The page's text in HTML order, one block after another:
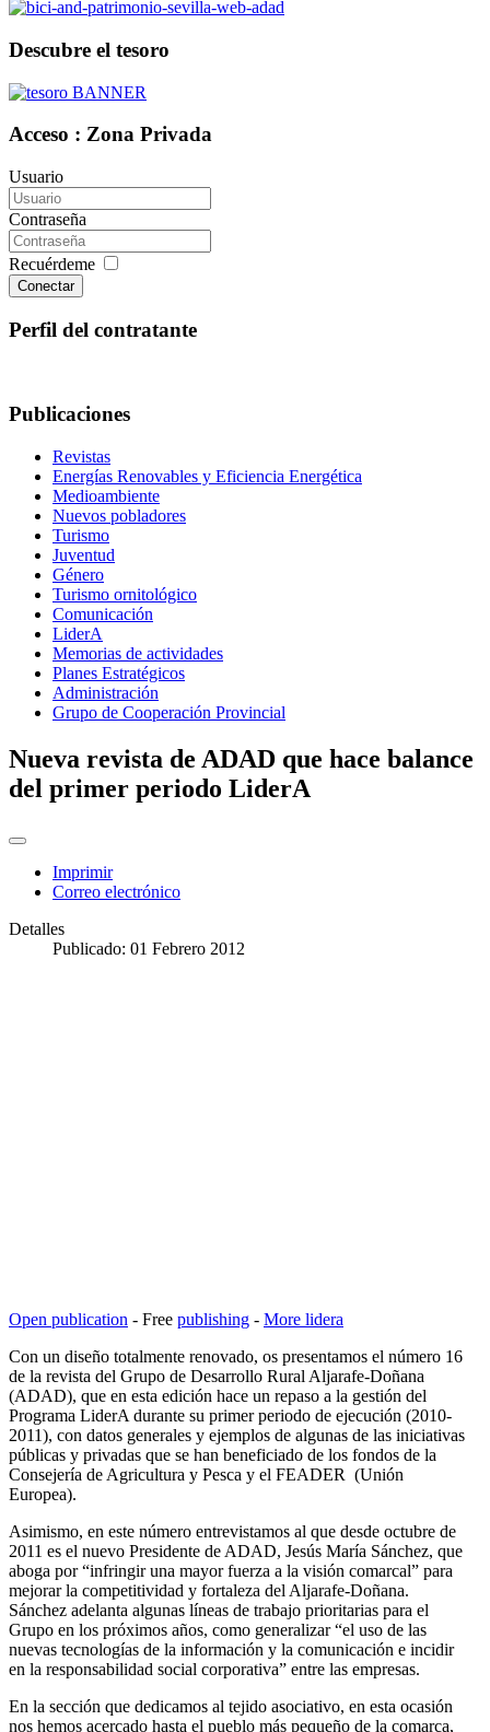
Descubre el tesoro
Acceso : Zona Privada
Usuario
Contraseña
Recuérdeme
Conectar
Perfil del contratante
Publicaciones
Revistas
Energías Renovables y Eficiencia Energética
Medioambiente
Nuevos pobladores
Turismo
Juventud
Género
Turismo ornitológico
Comunicación
LiderA
Memorias de actividades
Planes Estratégicos
Administración
Grupo de Cooperación Provincial
Nueva revista de ADAD que hace balance
del primer periodo LiderA
Imprimir
Correo electrónico
Detalles
Publicado: 01 Febrero 2012
Open publication - Free publishing - More lidera
Con un diseño totalmente renovado, os presentamos el número 16
de la revista del Grupo de Desarrollo Rural Aljarafe-Doñana
(ADAD), que en esta edición hace un repaso a la gestión del
Programa LiderA durante su primer periodo de ejecución (2010-
2011), con datos generales y ejemplos de algunas de las iniciativas
públicas y privadas que se han beneficiado de los fondos de la
Consejería de Agricultura y Pesca y el FEADER (Unión
Europea).
Asimismo, en este número entrevistamos al que desde octubre de
2011 es el nuevo Presidente de ADAD, Jesús María Sánchez, que
aboga por “infringir una mayor fuerza a la visión comarcal” para
mejorar la competitividad y fortaleza del Aljarafe-Doñana.
Sánchez adelanta algunas líneas de trabajo prioritarias para el
Grupo en los próximos años, como generalizar “el uso de las
nuevas tecnologías de la información y la comunicación e incidir
en la responsabilidad social corporativa” entre las empresas.
En la sección que dedicamos al tejido asociativo, en esta ocasión
nos hemos acercado hasta el pueblo más pequeño de la comarca,